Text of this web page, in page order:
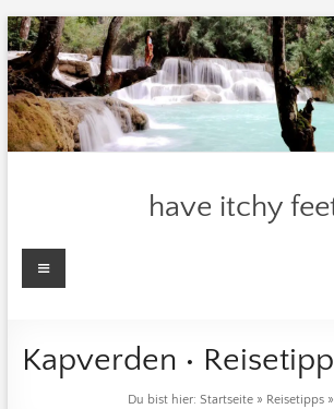
Zum
Inhalt
springen
have itchy
Menü
Kapverden •
Du bist hier:Startseite » Reisetipps »